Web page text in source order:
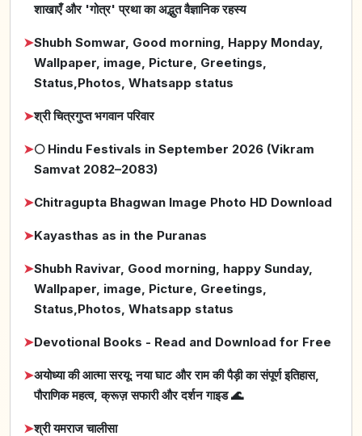
शाखाएँ और 'गोत्र' प्रथा का अद्भुत वैज्ञानिक रहस्य
➤Shubh Somwar, Good morning, Happy Monday,
Wallpaper, image, Picture, Greetings,
Status,Photos, Whatsapp status
➤श्री चित्रगुप्त भगवान परिवार
➤🌕 Hindu Festivals in September 2026 (Vikram
Samvat 2082–2083)
➤Chitragupta Bhagwan Image Photo HD Download
➤Kayasthas as in the Puranas
➤Shubh Ravivar, Good morning, happy Sunday,
Wallpaper, image, Picture, Greetings,
Status,Photos, Whatsapp status
➤Devotional Books - Read and Download for Free
➤अयोध्या की आत्मा सरयू: नया घाट और राम की पैड़ी का संपूर्ण इतिहास,
पौराणिक महत्व, क्रूज़ सफारी और दर्शन गाइड 🌊
➤श्री यमराज चालीसा